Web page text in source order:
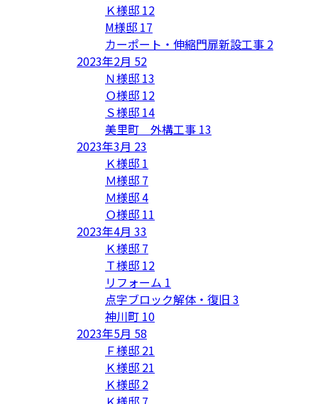
Ｋ様邸 12
M様邸 17
カーポート・伸縮門扉新設工事 2
2023年2月 52
Ｎ様邸 13
Ｏ様邸 12
Ｓ様邸 14
美里町 外構工事 13
2023年3月 23
Ｋ様邸 1
Ｍ様邸 7
Ｍ様邸4
Ｏ様邸 11
2023年4月 33
Ｋ様邸 7
Ｔ様邸 12
リフォーム 1
点字ブロック解体・復旧 3
神川町 10
2023年5月 58
Ｆ様邸 21
Ｋ様邸 21
Ｋ様邸 2